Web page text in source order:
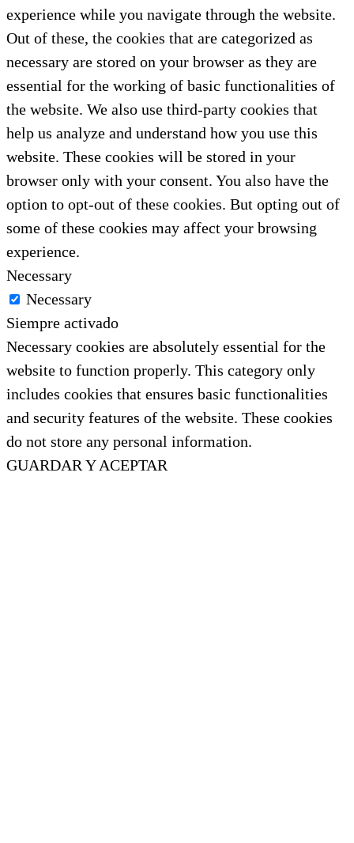
experience while you navigate through the website.
Out of these, the cookies that are categorized as
necessary are stored on your browser as they are
essential for the working of basic functionalities of
the website. We also use third-party cookies that
help us analyze and understand how you use this
website. These cookies will be stored in your
browser only with your consent. You also have the
option to opt-out of these cookies. But opting out of
some of these cookies may affect your browsing
experience.
Necessary
Necessary
Siempre activado
Necessary cookies are absolutely essential for the
website to function properly. This category only
includes cookies that ensures basic functionalities
and security features of the website. These cookies
do not store any personal information.
GUARDAR Y ACEPTAR